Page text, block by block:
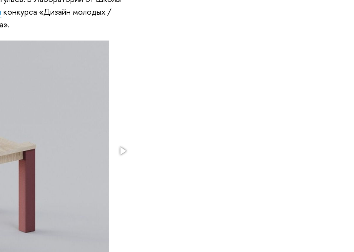
конкурса «Дизайн молодых /